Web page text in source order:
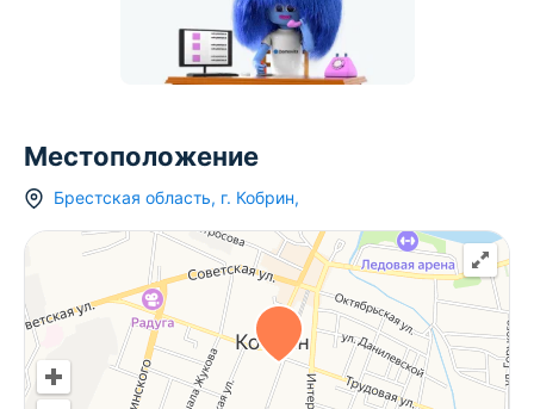
Местоположение
Брестская область, г. Кобрин,